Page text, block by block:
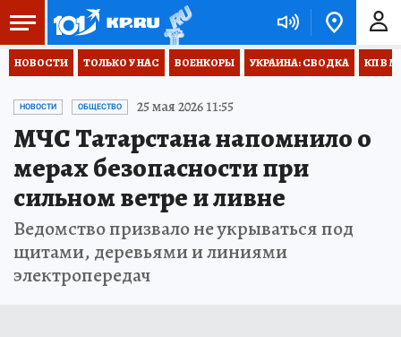
НОВОСТИ ТОЛЬКО У НАС ВОЕНКОРЫ УКРАИНА: СВОДКА КП В
НОВОСТИ ОБЩЕСТВО 25 мая 2026 11:55
МЧС Татарстана напомнило о
мерах безопасности при
сильном ветре и ливне
Ведомство призвало не укрываться под
щитами, деревьями и линиями
электропередач